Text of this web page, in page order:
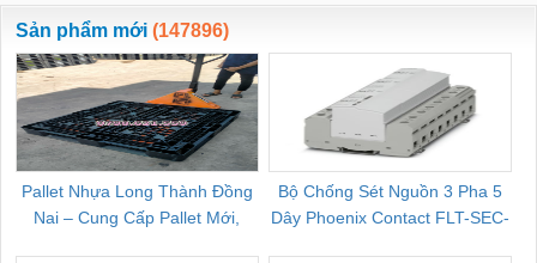
ewara
CHUA CHAY
Sản phẩm mới (147896)
Pallet Nhựa Long Thành Đồng
Nai – Cung Cấp Pallet Mới,
Bộ Chống Sét Nguồn 3 Pha 5
Dây Phoenix Contact FLT-SEC-